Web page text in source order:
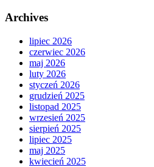
Archives
lipiec 2026
czerwiec 2026
maj 2026
luty 2026
styczeń 2026
grudzień 2025
listopad 2025
wrzesień 2025
sierpień 2025
lipiec 2025
maj 2025
kwiecień 2025